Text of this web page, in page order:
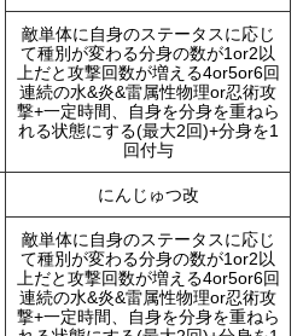
敵単体に自身のステータスに応じ
て種別が変わる分身の数が1or2以
上だと攻撃回数が増える4or5or6回
連続の水&炎&雷属性物理or忍術攻
撃+一定時間、自身を分身を重ねら
れる状態にする(最大2回)+分身を1
回付与
にんじゅつ改
敵単体に自身のステータスに応じ
て種別が変わる分身の数が1or2以
上だと攻撃回数が増える4or5or6回
連続の水&炎&雷属性物理or忍術攻
撃+一定時間、自身を分身を重ねら